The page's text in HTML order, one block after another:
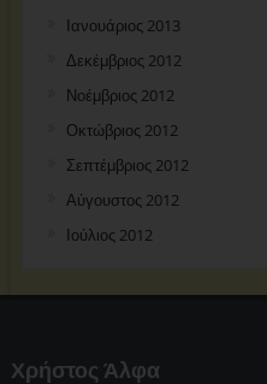
Ιανουάριος 2013
Δεκέμβριος 2012
Νοέμβριος 2012
Οκτώβριος 2012
Σεπτέμβριος 2012
Αύγουστος 2012
Ιούλιος 2012
Χρήστος Άλφα